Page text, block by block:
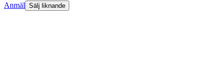
Anmäl Sälj liknande